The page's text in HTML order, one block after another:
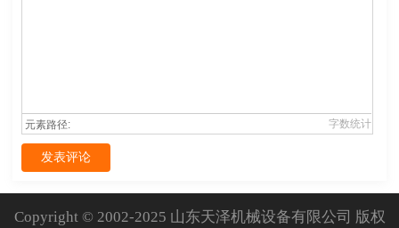
元素路径: 字数统计
发表评论
Copyright © 2002-2025 山东天泽机械设备有限公司 版权